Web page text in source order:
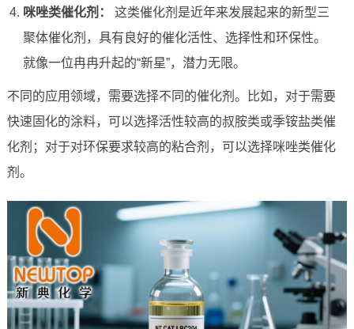
咪唑类催化剂：
这类催化剂是近年来发展起来的新型三
聚体催化剂，具有良好的催化活性、选择性和环保性。
就像一位冉冉升起的“新星”，潜力无限。
不同的应用领域，需要选择不同的催化剂。比如，对于需要
快速固化的涂料，可以选择活性较高的叔胺类或季铵盐类催
化剂；对于对环保要求较高的粘合剂，可以选择咪唑类催化
剂。